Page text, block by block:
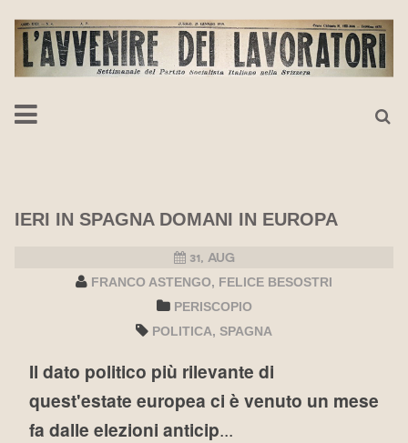
IERI IN SPAGNA DOMANI IN EUROPA
31, AUG
FRANCO ASTENGO
FELICE BESOSTRI
PERISCOPIO
POLITICA SPAGNA
Il dato politico più rilevante di
quest'estate europea ci è venuto un mese
fa dalle elezioni anticip...